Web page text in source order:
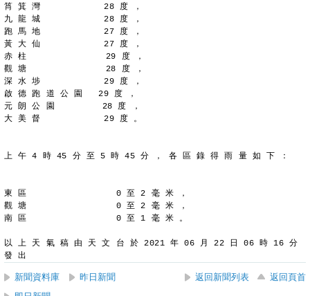
筲 箕 灣            28 度 ，
九 龍 城            28 度 ，
跑 馬 地            27 度 ，
黃 大 仙            27 度 ，
赤 柱               29 度 ，
觀 塘               28 度 ，
深 水 埗            29 度 ，
啟 德 跑 道 公 園   29 度 ，
元 朗 公 園         28 度 ，
大 美 督            29 度 。
上 午 4 時 45 分 至 5 時 45 分 ， 各 區 錄 得 雨 量 如 下 ：
東 區                 0 至 2 毫 米 ，
觀 塘                 0 至 2 毫 米 ，
南 區                 0 至 1 毫 米 。
以 上 天 氣 稿 由 天 文 台 於 2021 年 06 月 22 日 06 時 16 分
發 出
新聞資料庫 昨日新聞 返回新聞列表
返回頁首